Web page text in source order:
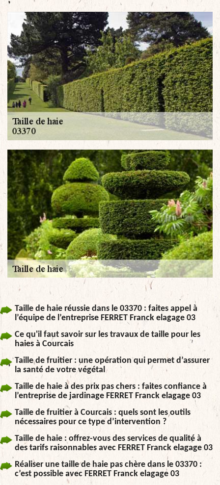
Taille de haie réussie dans le 03370 : faites appel à
l’équipe de l’entreprise FERRET Franck elagage 03
Ce qu'il faut savoir sur les travaux de taille pour les
haies à Courcais
Taille de fruitier : une opération qui permet d’assurer
la santé de votre végétal
Taille de haie à des prix pas chers : faites confiance à
l’entreprise de jardinage FERRET Franck elagage 03
Taille de fruitier à Courcais : quels sont les outils
nécessaires pour ce type d’intervention ?
Taille de haie : offrez-vous des services de qualité à
des tarifs raisonnables avec FERRET Franck elagage 03
Réaliser une taille de haie pas chère dans le 03370 :
c’est possible avec FERRET Franck elagage 03